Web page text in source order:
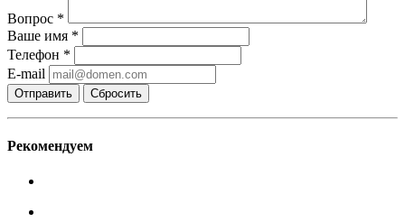
Вопрос *
Ваше имя *
Телефон *
E-mail
Сбросить
Рекомендуем